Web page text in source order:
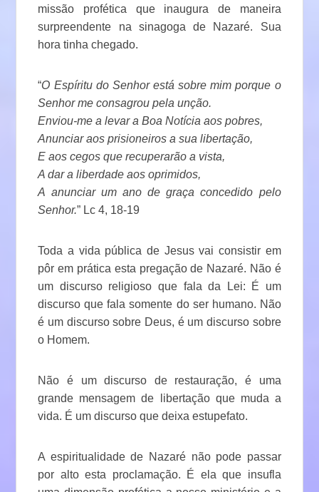
missão profética que inaugura de maneira
surpreendente na sinagoga de Nazaré. Sua
hora tinha chegado.
“O Espíritu do Senhor está sobre mim porque o
Senhor me consagrou pela unção.
Enviou-me a levar a Boa Notícia aos pobres,
Anunciar aos prisioneiros a sua libertação,
E aos cegos que recuperarão a vista,
A dar a liberdade aos oprimidos,
A anunciar um ano de graça concedido pelo
Senhor.” Lc 4, 18-19
Toda a vida pública de Jesus vai consistir em
pôr em prática esta pregação de Nazaré. Não é
um discurso religioso que fala da Lei: É um
discurso que fala somente do ser humano. Não
é um discurso sobre Deus, é um discurso sobre
o Homem.
Não é um discurso de restauração, é uma
grande mensagem de libertação que muda a
vida. É um discurso que deixa estupefato.
A espiritualidade de Nazaré não pode passar
por alto esta proclamação. É ela que insufla